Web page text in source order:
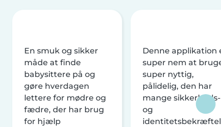
En smuk og sikker
måde at finde
babysittere på og
gøre hverdagen
lettere for mødre og
fædre, der har brug
for hjælp
Denne applikation
super nem at
super nyttig,
pålidelig, den har
mange sikkerheds-
og